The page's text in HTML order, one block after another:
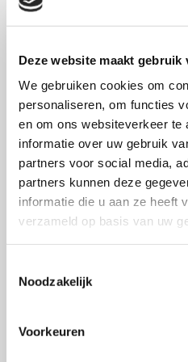
Deze website maakt gebruik
We gebruiken cookies om
personaliseren, om functies
en om ons websiteverkeer te
informatie over uw gebruik
partners voor social media,
partners kunnen deze
informatie die u aan ze heeft
verzameld op basis van uw
Noodzakelijk
Voorkeuren
reclames die niet
producten die passen bij
de geadverteerde
eerder de producten
Kinderen zijn niet
targeten op hun favoriete
Kinderen in het
gebeurde. Ze begrepen
op hun persoonlijke
Dit onderzoek roept vragen
verantwoord om gebruik te
doelgroep niet begrijpt wat
voor volwassen als